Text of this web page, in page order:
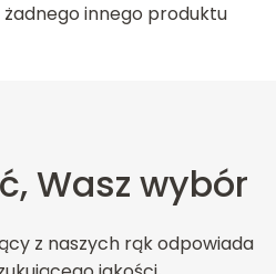
żadnego innego produktu
Wasz wybór
z naszych rąk odpowiada